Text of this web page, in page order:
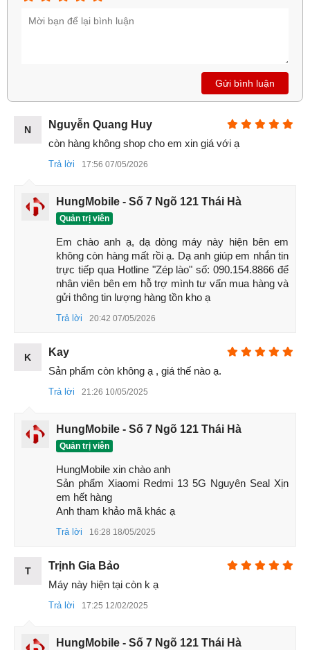
Review cấu hình Redmi 13 5G vừa ra mắt
, 550nits(HBM),
phân giải1080x2460px, tỷ lệ khung hình 20,5: 9,
396ppi.
Chipset:Snapdragon 4 Gen 2
Bộ nhớ: RAM 128GB 6GB, RAM 128GB 8GB, RAM
Hệ điều hành/Phần mềm: Android 14, HyperOS.
0,64µm, PDAF;macro: 2 MP, f/2.4.
Camera trước: 13 MP, f/2.5, (rộng).
Quay video: Camera sau : 1080p@30fps; Camera
trước : 1080p@30fps.
Kết nối: LTE; Hai SIM lai; Wi-Fi 5; BT 5,4; NFC; Đài
Đánh giá Redmi 13 5G
Redmi 13 5G chạy trên nền tảng HyperOS dựa trên Android
128GB, có thể mở rộng lên đến 1TB thông qua thẻ nhớ
microSD. Điện thoại thông minh này được xây dựng xung
quanh màn hình LCD FullHD+120Hz
đa 550 nits, lớp bảo vệ Gorilla Glass 3 và hỗ trợ cảm ứng
Gửi bình luận
N
Nguyễn Quang Huy
còn hàng không shop cho em xin giá với ạ
Trả lời 17:56 07/05/2026
HungMobile - Số 7 Ngõ 121 Thái Hà
Quản trị viên
Em chào anh ạ, dạ dòng máy này hiện bên em
không còn hàng mất rồi ạ. Dạ anh giúp em nhắn tin
trực tiếp qua Hotline "Zép lào" số: 090.154.8866 để
nhân viên bên em hỗ trợ mình tư vấn mua hàng và
gửi thông tin lượng hàng tồn kho ạ
Trả lời 20:42 07/05/2026
K
Kay
Sản phẩm còn không ạ , giá thế nào ạ.
Trả lời 21:26 10/05/2025
HungMobile - Số 7 Ngõ 121 Thái Hà
Quản trị viên
HungMobile xin chào anh
Sản phẩm Xiaomi Redmi 13 5G Nguyên Seal Xịn
em hết hàng
Anh tham khảo mã khác ạ
Trả lời 16:28 18/05/2025
T
Trịnh Gia Bảo
Máy này hiện tại còn k ạ
Trả lời 17:25 12/02/2025
HungMobile - Số 7 Ngõ 121 Thái Hà